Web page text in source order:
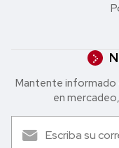
Mantente informado
en